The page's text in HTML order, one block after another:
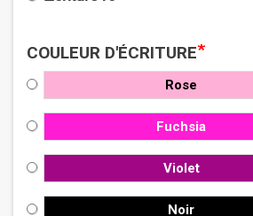
COULEUR D'ÉCRITURE*
Rose
Fuchsia
Violet
Noir